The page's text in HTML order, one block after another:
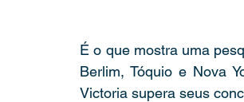
É o que mostra uma
Berlim, Tóquio e Nova
Victoria supera seus